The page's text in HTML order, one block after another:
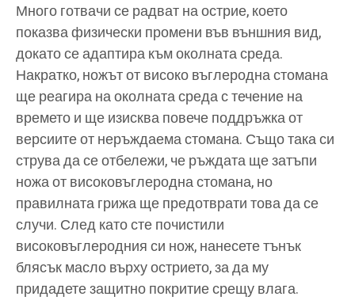
Много готвачи се радват на острие, което
показва физически промени във външния вид,
докато се адаптира към околната среда.
Накратко, ножът от високо въглеродна стомана
ще реагира на околната среда с течение на
времето и ще изисква повече поддръжка от
версиите от неръждаема стомана. Също така си
струва да се отбележи, че ръждата ще затъпи
ножа от високовъглеродна стомана, но
правилната грижа ще предотврати това да се
случи. След като сте почистили
високовъглеродния си нож, нанесете тънък
блясък масло върху острието, за да му
придадете защитно покритие срещу влага.